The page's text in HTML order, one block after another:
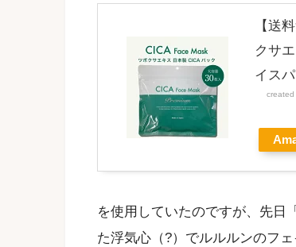
【送
クサ
イス
created
を使用していたのですが、先日
た浮気心（?）でルルルンのフ